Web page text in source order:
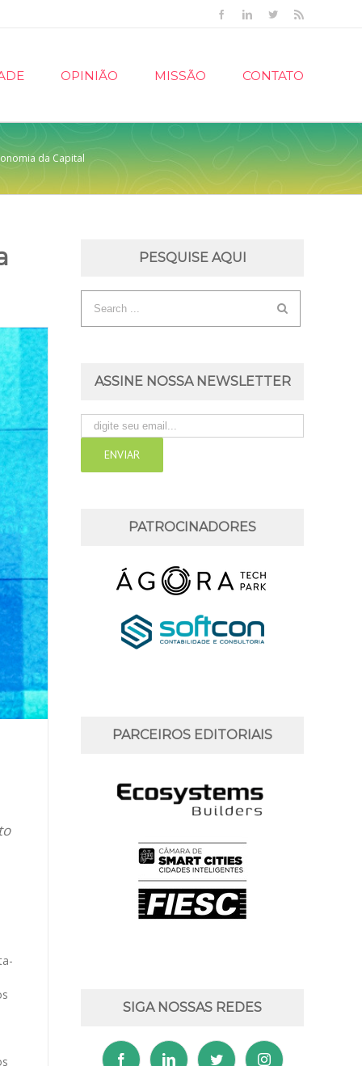
FacebookLinkedinTwitter
OPINIÃO MISSÃO CONTATO
da Capital
PESQUISE AQUI
ASSINE NOSSA NEWSLETTER
PATROCINADORES
PARCEIROS EDITORIAIS
SIGA NOSSAS REDES